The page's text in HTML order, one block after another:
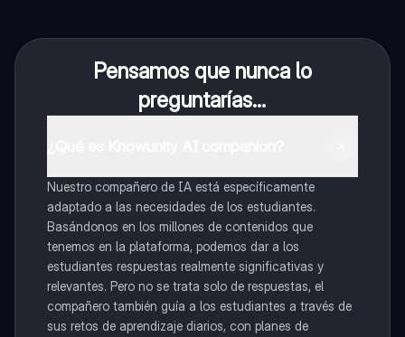
Pensamos que nunca lo
preguntarías...
Nuestro compañero de IA está específicamente
adaptado a las necesidades de los estudiantes.
Basándonos en los millones de contenidos que
tenemos en la plataforma, podemos dar a los
estudiantes respuestas realmente significativas y
relevantes. Pero no se trata solo de respuestas, el
compañero también guía a los estudiantes a través de
sus retos de aprendizaje diarios, con planes de